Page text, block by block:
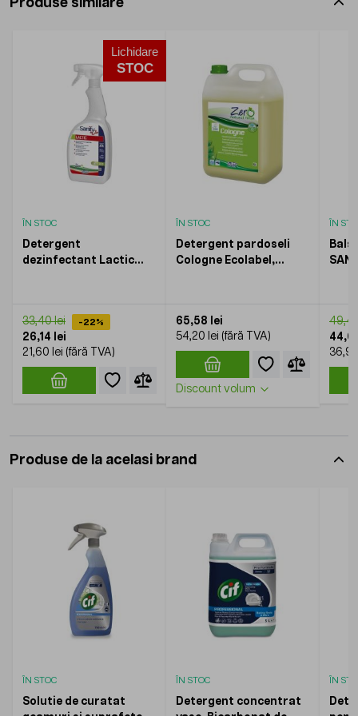
Produse similare
Lichidare
STOC
ÎN STOC
Detergent
dezinfectant Lactic
33,40 lei -22%
26,14 lei
21,60 lei
ÎN STOC
Detergent pardoseli
Cologne Ecolabel,
65,58 lei
54,20 lei
Discount volum
ÎN
Produse de la acelasi brand
ÎN STOC
Solutie de curatat
ÎN STOC
Detergent concentrat
ÎN